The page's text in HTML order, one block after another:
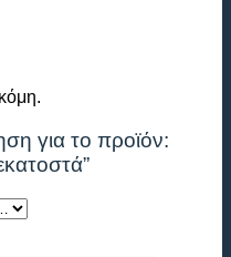
για το προϊόν: